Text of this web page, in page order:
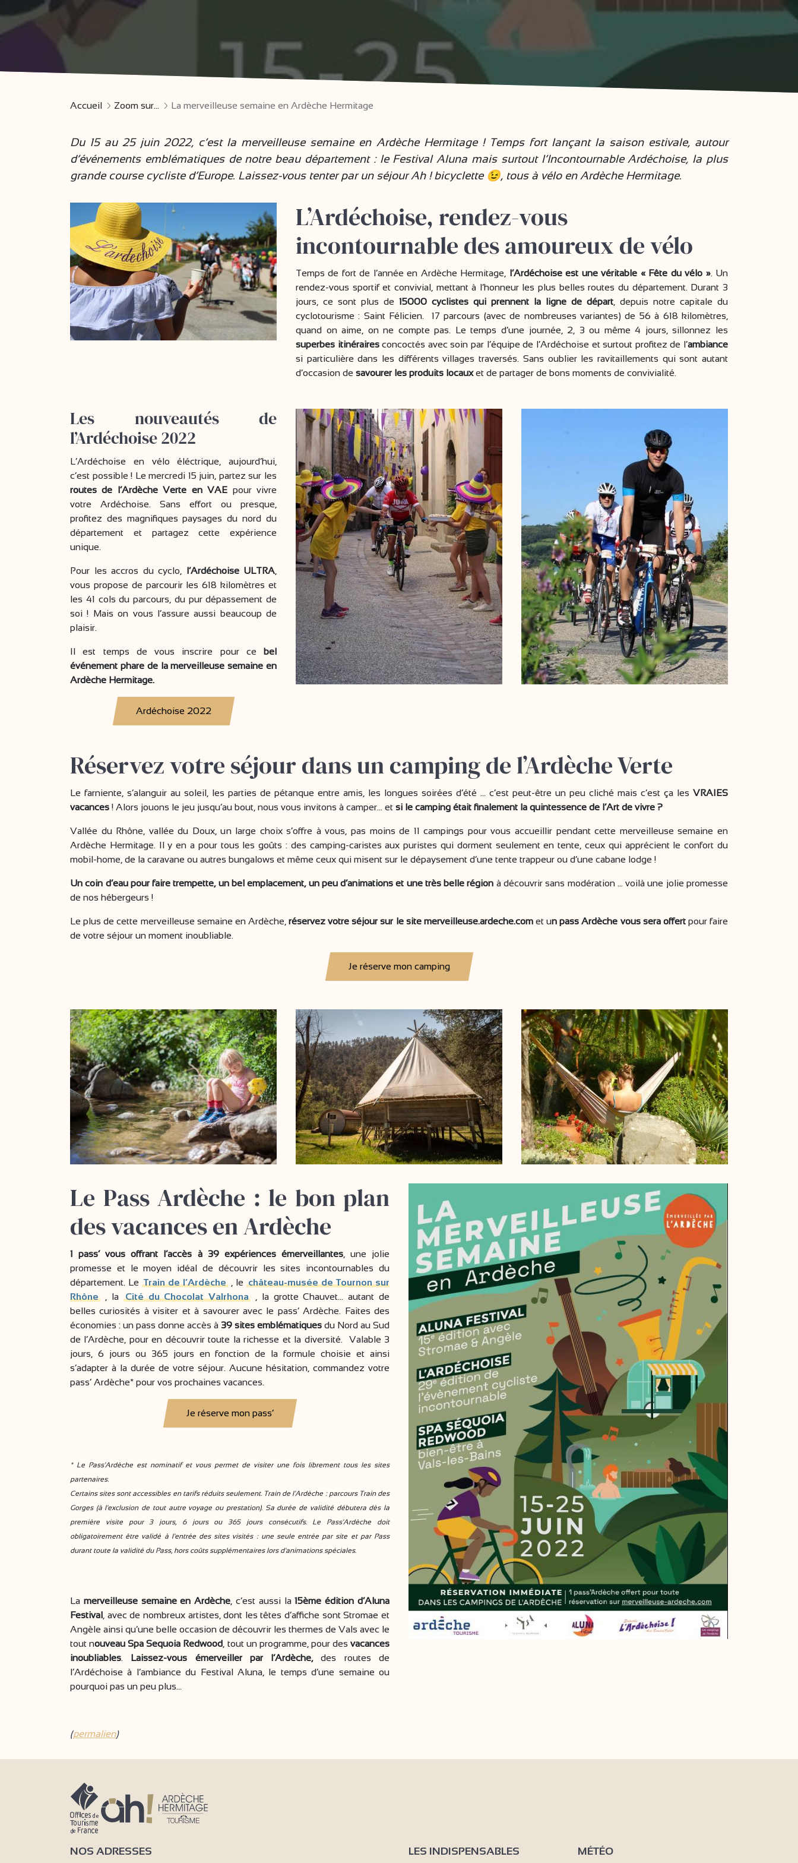
Accueil Zoom sur... La merveilleuse semaine en Ardèche Hermitage
Du 15 au 25 juin 2022, c’est la merveilleuse semaine en Ardèche Hermitage ! Temps fort lançant la saison estivale, autour
d’événements emblématiques de notre beau département : le Festival Aluna mais surtout l’Incontournable Ardéchoise, la plus
grande course cycliste d’Europe. Laissez-vous tenter par un séjour Ah ! bicyclette 😉, tous à vélo en Ardèche Hermitage.
L’Ardéchoise, rendez-vous
incontournable des amoureux de vélo
Temps de fort de l’année en Ardèche Hermitage, l’Ardéchoise est une véritable « Fête du vélo ». Un
rendez-vous sportif et convivial, mettant à l’honneur les plus belles routes du département. Durant 3
jours, ce sont plus de 15000 cyclistes qui prennent la ligne de départ , depuis notre capitale du
cyclotourisme : Saint Félicien. 17 parcours (avec de nombreuses variantes) de 56 à 618 kilomètres,
quand on aime, on ne compte pas. Le temps d’une journée, 2, 3 ou même 4 jours, sillonnez les
superbes itinérairesconcoctés avec soin par l’équipe de l’Ardéchoise et surtout profitez de l’ambiance
si particulière dans les différents villages traversés. Sans oublier les ravitaillements qui sont autant
d’occasion de savourer les produits locauxet de partager de bons moments de convivialité.
Les nouveautés de
l’Ardéchoise 2022
L’Ardéchoise en vélo éléctrique, aujourd’hui,
c’est possible ! Le mercredi 15 juin, partez sur les
routes de l’Ardèche Verte en VAE pour vivre
votre Ardéchoise. Sans effort ou presque,
profitez des magnifiques paysages du nord du
département et partagez cette expérience
unique.
Pour les accros du cyclo, l’Ardéchoise ULTRA
vous propose de parcourir les 618 kilomètres et
les 41 cols du parcours, du pur dépassement de
soi ! Mais on vous l’assure aussi beaucoup de
plaisir.
Il est temps de vous inscrire pour ce bel
événement phare de la merveilleuse semaine en
Ardèche Hermitage.
Ardéchoise 2022
Réservez votre séjour dans un camping de l’Ardèche Verte
Le farniente, s’alanguir au soleil, les parties de pétanque entre amis, les longues soirées d’été ... c’est peut-être un peu cliché mais c’est ça les VRAIES
vacances ! Alors jouons le jeu jusqu’au bout, nous vous invitons à camper... et si le camping était finalement la quintessence de l’Art de vivre ?
Vallée du Rhône, vallée du Doux, un large choix s’offre à vous, pas moins de 11 campings pour vous accueillir pendant cette merveilleuse semaine en
Ardèche Hermitage. Il y en a pour tous les goûts : des camping-caristes aux puristes qui dorment seulement en tente, ceux qui apprécient le confort du
mobil-home, de la caravane ou autres bungalows et même ceux qui misent sur le dépaysement d’une tente trappeur ou d’une cabane lodge !
Un coin d’eau pour faire trempette, un bel emplacement, un peu d’animations et une très belle région à découvrir sans modération ... voilà une jolie promesse
de nos hébergeurs !
Le plus de cette merveilleuse semaine en Ardèche,réservez votre séjour sur le site merveilleuse.ardeche.comet un pass Ardèche vous sera offertpour faire
de votre séjour un moment inoubliable.
Je réserve mon camping
Le Pass Ardèche : le bon plan
des vacances en Ardèche
1 pass’ vous offrant l’accès à 39 expériences émerveillantes, une jolie
promesse et le moyen idéal de découvrir les sites incontournables du
département. Le Train de l’Ardèche , le château-musée de Tournon sur
Rhône
, la Cité du Chocolat Valrhona
, la grotte Chauvet… autant de
belles curiosités à visiter et à savourer avec le pass’ Ardèche. Faites des
économies : un pass donne accès à 39 sites emblématiques du Nord au Sud
de l’Ardèche, pour en découvrir toute la richesse et la diversité. Valable 3
jours, 6 jours ou 365 jours en fonction de la formule choisie et ainsi
s’adapter à la durée de votre séjour. Aucune hésitation, commandez votre
pass’ Ardèche* pour vos prochaines vacances.
Je réserve mon pass’
* Le Pass'Ardèche est nominatif et vous permet de visiter une fois librement tous les sites
partenaires.
Certains sites sont accessibles en tarifs réduits seulement. Train de l'Ardèche : parcours Train des
Gorges (à l'exclusion de tout autre voyage ou prestation). Sa durée de validité débutera dès la
première visite pour 3 jours, 6 jours ou 365 jours consécutifs. Le Pass'Ardèche doit
obligatoirement être validé à l'entrée des sites visités : une seule entrée par site et par Pass
durant toute la validité du Pass, hors coûts supplémentaires lors d'animations spéciales.
La merveilleuse semaine en Ardèche , c’est aussi la15ème édition d’Aluna
Festival , avec de nombreux artistes, dont les têtes d’affiche sont Stromae et
Angèle ainsi qu’une belle occasion de découvrir les thermes de Vals avec le
tout nouveau Spa Sequoia Redwood , tout un programme, pour desvacances
inoubliables. Laissez-vous émerveiller par l’Ardèche,des routes de
l’Ardéchoise à l’ambiance du Festival Aluna, le temps d’une semaine ou
pourquoi pas un peu plus…
(permalien)
NOS ADRESSES LES INDISPENSABLES MÉTÉO